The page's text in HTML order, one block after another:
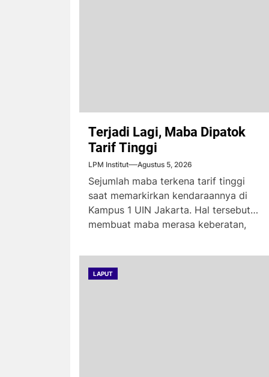
Terjadi Lagi, Maba Dipatok
Tarif Tinggi
LPM Institut Agustus 5, 2026
Sejumlah maba terkena tarif tinggi
saat memarkirkan kendaraannya di
Kampus 1 UIN Jakarta. Hal tersebut
membuat maba merasa keberatan,
LAPUT